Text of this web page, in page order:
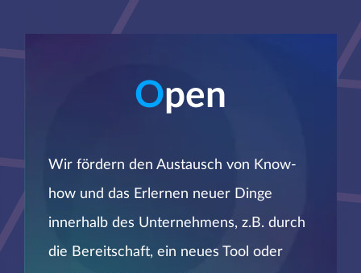
Open
Wir fördern den Austausch von Know-
how und das Erlernen neuer Dinge
innerhalb des Unternehmens, z.B. durch
die Bereitschaft, ein neues Tool oder